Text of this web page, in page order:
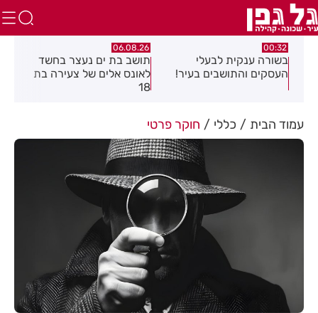
00:32
בשורה ענקית לבעלי
העסקים והתושבים בעיר!
06.08.26
תושב בת ים נעצר בחשד
לאונס אלים של צעירה בת
18
עמוד הבית כללי חוקר פרטי